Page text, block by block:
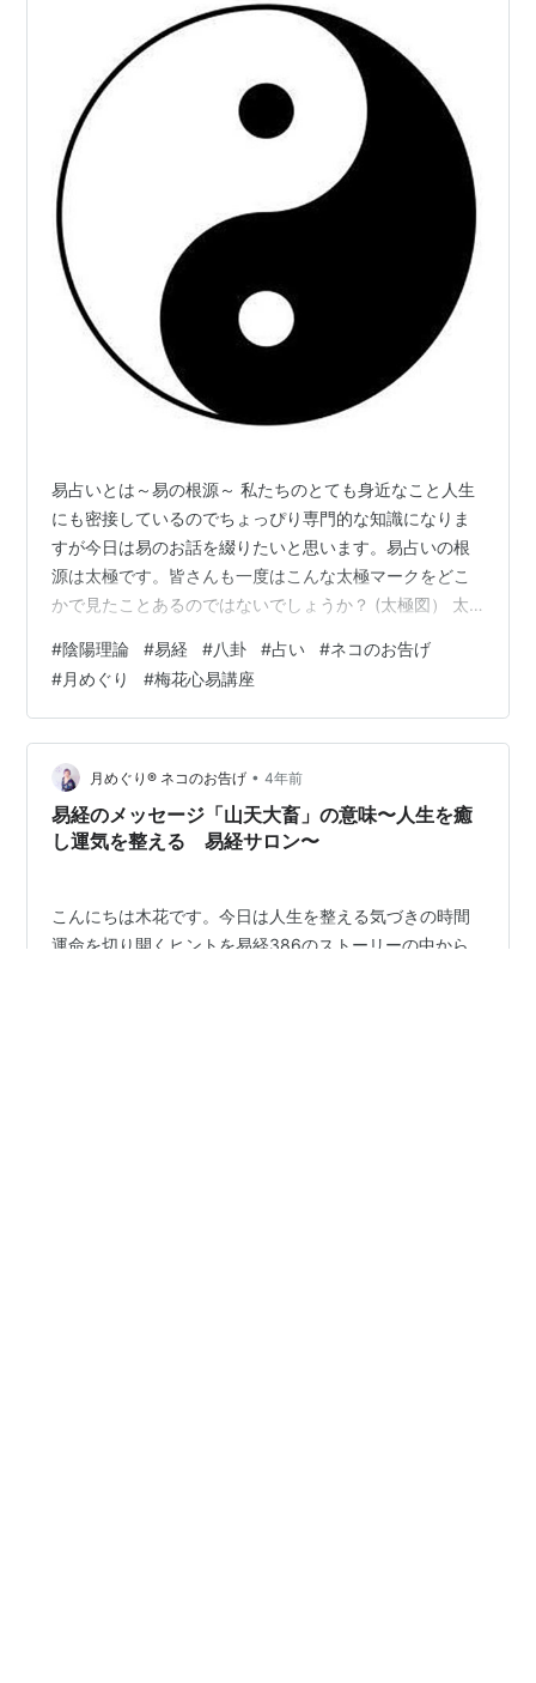
易占いとは～易の根源～ 私たちのとても身近なこと人生
にも密接しているのでちょっぴり専門的な知識になりま
すが今日は易のお話を綴りたいと思います。易占いの根
源は太極です。皆さんも一度はこんな太極マークをどこ
かで見たことあるのではないでしょうか？ (太極図） 太
ます。この八卦「乾・兌・離・震・巽・坎・艮・坤」は
自然界の主な事象に照らすと乾＝天・兌＝沢・離＝火・
震＝雷・巽＝風・坎＝水・艮＝山となり森羅万象の意味
とその変化を六十四のストーリー＝大成卦で説いている
のが「易経（六十四卦）」易占いのベースです。陰陽は
以前のブログでもちょっぴり紹介しているのでぜ…
#陰陽理論 #易経 #八卦 #占い #ネコのお告げ
#月めぐり #梅花心易講座
月めぐり®︎ ネコのお告げ • 4年前
易経のメッセージ「山天大畜」の意味〜人生を癒
し運気を整える 易経サロン〜